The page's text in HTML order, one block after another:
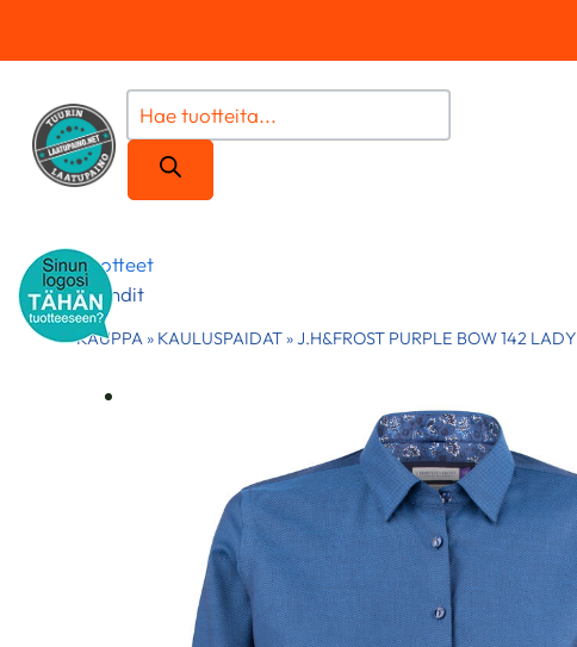
Products
search
Tuotteet
Brändit
KAUPPA » KAULUSPAIDAT»J.H&FROST PURPLE BOW 142 LADY